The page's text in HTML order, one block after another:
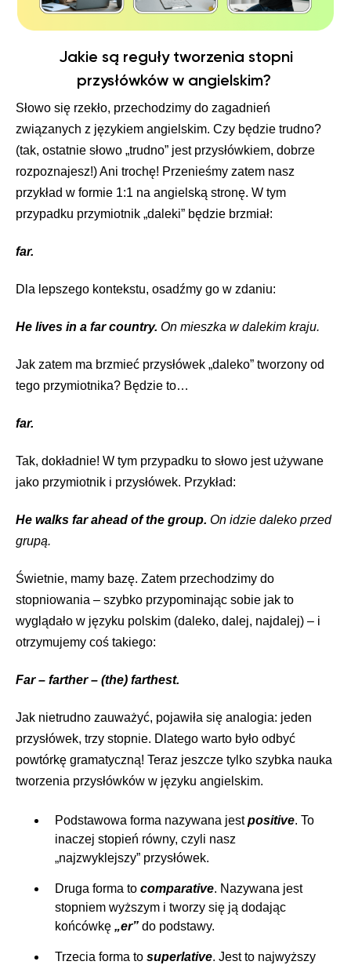
Jakie są reguły tworzenia stopni
przysłówków w angielskim?
Słowo się rzekło, przechodzimy do zagadnień
związanych z językiem angielskim. Czy będzie trudno?
(tak, ostatnie słowo „trudno” jest przysłówkiem, dobrze
rozpoznajesz!) Ani trochę! Przenieśmy zatem nasz
przykład w formie 1:1 na angielską stronę. W tym
przypadku przymiotnik „daleki” będzie brzmiał:
far.
Dla lepszego kontekstu, osadźmy go w zdaniu:
He lives in a far country. On mieszka w dalekim kraju.
Jak zatem ma brzmieć przysłówek „daleko” tworzony od
tego przymiotnika? Będzie to…
far.
Tak, dokładnie! W tym przypadku to słowo jest używane
jako przymiotnik i przysłówek. Przykład:
He walks far ahead of the group. On idzie daleko przed
grupą.
Świetnie, mamy bazę. Zatem przechodzimy do
stopniowania – szybko przypominając sobie jak to
wyglądało w języku polskim (daleko, dalej, najdalej) – i
otrzymujemy coś takiego:
Far – farther – (the) farthest.
Jak nietrudno zauważyć, pojawiła się analogia: jeden
przysłówek, trzy stopnie. Dlatego warto było odbyć
powtórkę gramatyczną! Teraz jeszcze tylko szybka nauka
tworzenia przysłówków w języku angielskim.
Podstawowa forma nazywana jestpositive. To
inaczej stopień równy, czyli nasz
„najzwyklejszy” przysłówek.
Druga forma to comparative. Nazywana jest
stopniem wyższym i tworzy się ją dodając
końcówkę „er” do podstawy.
Trzecia forma to superlative. Jest to najwyższy